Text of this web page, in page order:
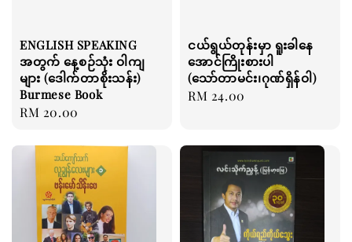
ENGLISH SPEAKING
အတွက် နေ့စဉ်သုံး ဝါကျ
များ (ဒေါက်တာစိုးသန်း)
Burmese Book
Regular
RM 20.00
ငယ်ရွယ်တုန်းမှာ ရူးခါနေ
အောင်ကြိုးစားပါ
(သော်တာမင်း၊ဂုဏ်ရှိန်ဝါ)
Regular
RM 24.00